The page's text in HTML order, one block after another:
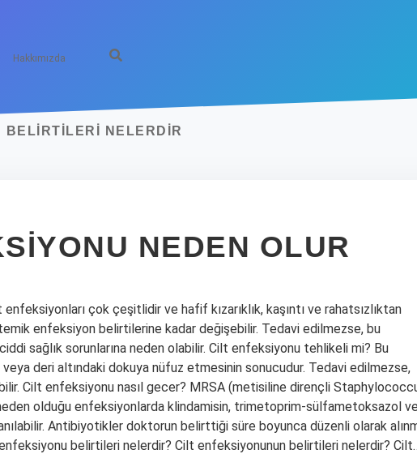
Hakkımızda
BELIRTILERI NELERDIR
NEDEN OLUR
çok çeşitlidir ve hafif kızarıklık, kaşıntı ve rahatsızlıktan
enfeksiyon belirtilerine kadar değişebilir. Tedavi edilmezse, bu
sağlık sorunlarına neden olabilir. Cilt enfeksiyonu tehlikeli mi? Bu
deri altındaki dokuya nüfuz etmesinin sonucudur. Tedavi edilmezse,
Cilt enfeksiyonu nasıl gecer? MRSA (metisiline dirençli
olduğu enfeksiyonlarda klindamisin, trimetoprim-sülfametoksazol
Antibiyotikler doktorun belirttiği süre boyunca düzenli olarak
belirtileri nelerdir? Cilt enfeksiyonunun belirtileri nelerdir?